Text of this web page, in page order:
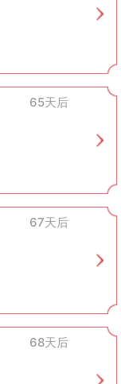
65天后
67天后
68天后